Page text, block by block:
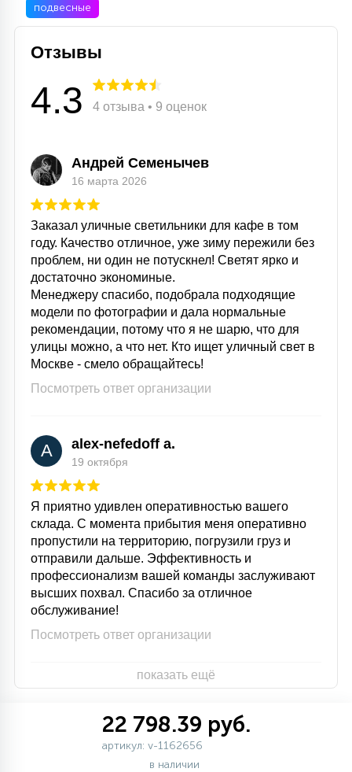
подвесные
Отзывы
4.3 4 отзыва • 9 оценок
Андрей Семенычев
16 марта 2026
Заказал уличные светильники для кафе в том
году. Качество отличное, уже зиму пережили без
проблем, ни один не потускнел! Светят ярко и
достаточно экономиные.
Менеджеру спасибо, подобрала подходящие
модели по фотографии и дала нормальные
рекомендации, потому что я не шарю, что для
улицы можно, а что нет. Кто ищет уличный свет в
Москве - смело обращайтесь!
Посмотреть ответ организации
A alex-nefedoff a.
19 октября
Я приятно удивлен оперативностью вашего
склада. С момента прибытия меня оперативно
пропустили на территорию, погрузили груз и
отправили дальше. Эффективность и
профессионализм вашей команды заслуживают
высших похвал. Спасибо за отличное
обслуживание!
Посмотреть ответ организации
показать ещё
22 798.39 руб.
артикул: v-1162656
в наличии